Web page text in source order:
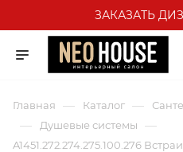
ЗАКАЗАТЬ
Главная — Каталог —
— Душевые системы —
A1451.272.274.275.100.276